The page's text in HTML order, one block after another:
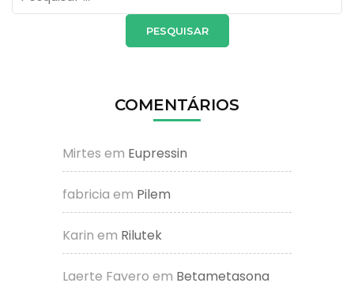
por:
COMENTÁRIOS
Mirtes em Eupressin
fabricia em Pilem
Karin em Rilutek
Laerte Favero em Betametasona